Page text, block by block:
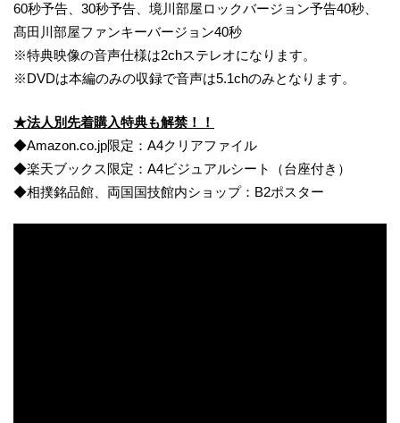
60秒予告、30秒予告、境川部屋ロックバージョン予告40秒、
髙田川部屋ファンキーバージョン40秒
※特典映像の音声仕様は2chステレオになります。
※DVDは本編のみの収録で音声は5.1chのみとなります。
★法人別先着購入特典も解禁！！
◆Amazon.co.jp限定：A4クリアファイル
◆楽天ブックス限定：A4ビジュアルシート（台座付き）
◆相撲銘品館、両国国技館内ショップ：B2ポスター